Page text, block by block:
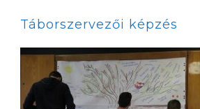
Táborszervezői képzés